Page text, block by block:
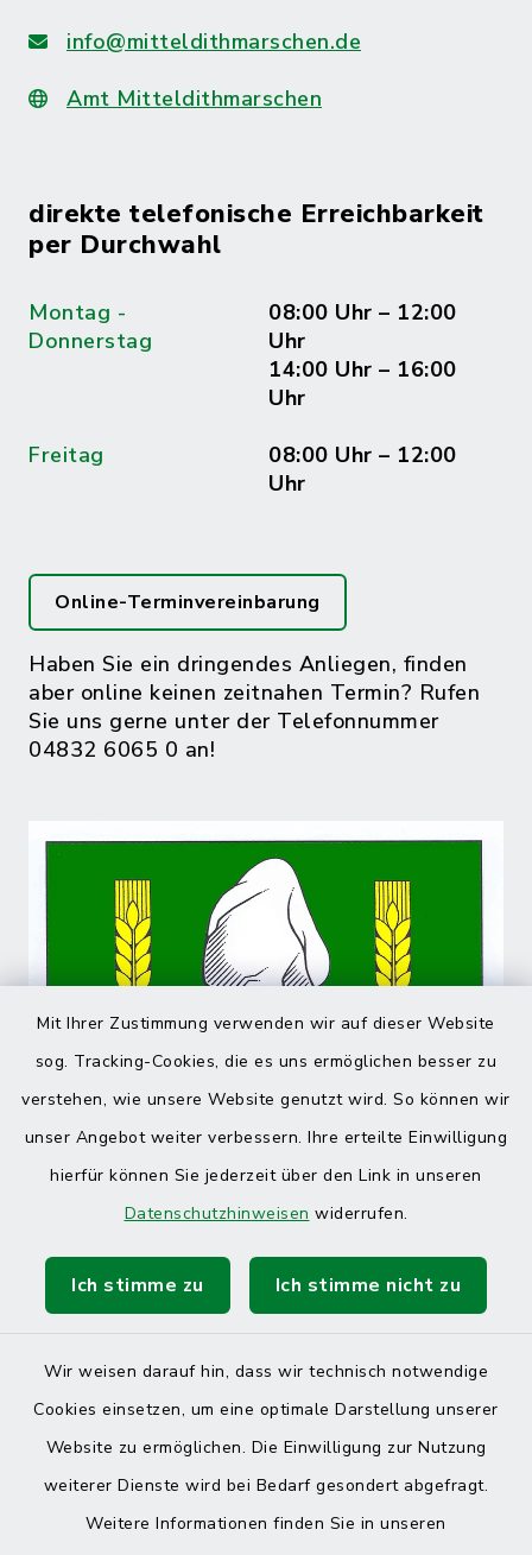
Mit Ihrer Zustimmung verwenden wir auf dieser Website
sog. Tracking-Cookies, die es uns ermöglichen besser zu
verstehen, wie unsere Website genutzt wird. So können wir
unser Angebot weiter verbessern. Ihre erteilte Einwilligung
hierfür können Sie jederzeit über den Link in unseren
Datenschutzhinweisen widerrufen.
Ich stimme zu Ich stimme nicht zu
Wir weisen darauf hin, dass wir technisch notwendige
Cookies einsetzen, um eine optimale Darstellung unserer
Website zu ermöglichen. Die Einwilligung zur Nutzung
weiterer Dienste wird bei Bedarf gesondert abgefragt.
Weitere Informationen finden Sie in unseren
info@mitteldithmarschen.de
Amt Mitteldithmarschen
direkte telefonische Erreichbarkeit
per Durchwahl
Montag -
Donnerstag
08:00 Uhr – 12:00
Uhr
14:00 Uhr – 16:00
Uhr
Freitag
08:00 Uhr – 12:00
Uhr
Online-Terminvereinbarung
Haben Sie ein dringendes Anliegen, finden
aber online keinen zeitnahen Termin? Rufen
Sie uns gerne unter der Telefonnummer
04832 6065 0 an!
Barrierefreiheit